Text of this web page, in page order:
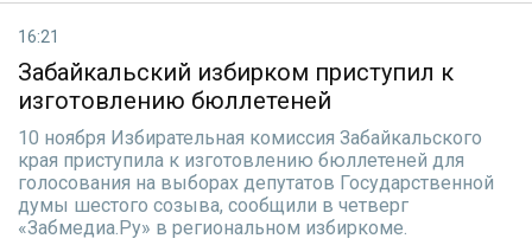
16:21
Забайкальский избирком приступил к
изготовлению бюллетеней
10 ноября Избирательная комиссия Забайкальского
края приступила к изготовлению бюллетеней для
голосования на выборах депутатов Государственной
думы шестого созыва, сообщили в четверг
«Забмедиа.Ру» в региональном избиркоме.